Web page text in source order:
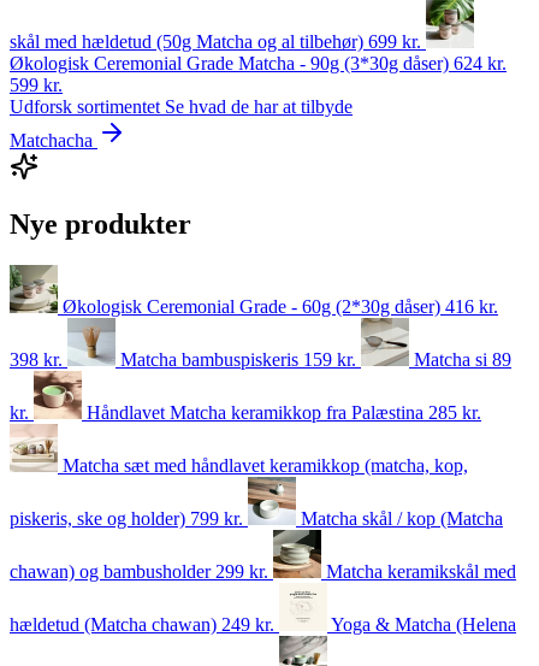
skål med hældetud (50g Matcha og al tilbehør) 699 kr.
Økologisk Ceremonial Grade Matcha - 90g (3*30g dåser) 624 kr.
599 kr.
Udforsk sortimentet Se hvad de har at tilbyde
Matchacha
Nye produkter
Økologisk Ceremonial Grade - 60g (2*30g dåser) 416 kr.
398 kr. Matcha bambuspiskeris 159 kr. Matcha si 89
kr. Håndlavet Matcha keramikkop fra Palæstina 285 kr.
Matcha sæt med håndlavet keramikkop (matcha, kop,
piskeris, ske og holder) 799 kr. Matcha skål / kop (Matcha
chawan) og bambusholder 299 kr. Matcha keramikskål med
hældetud (Matcha chawan) 249 kr. Yoga & Matcha (Helena